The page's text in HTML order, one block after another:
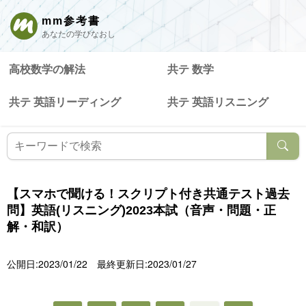
mm参考書
あなたの学びなおし
高校数学の解法 共テ 数学
共テ 英語リーディング 共テ 英語リスニング
【スマホで聞ける！スクリプト付き共通テスト過去
問】英語(リスニング)2023本試（音声・問題・正
解・和訳）
公開日:2023/01/22 最終更新日:2023/01/27